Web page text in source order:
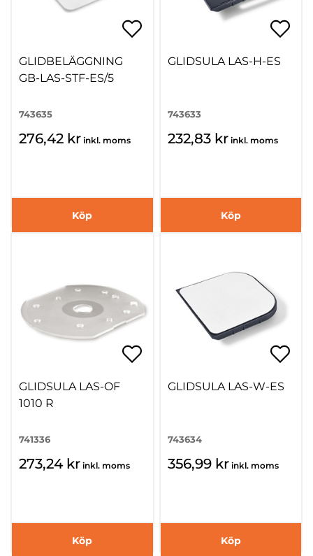
GLIDBELÄGGNING
GB-LAS-STF-ES/5
743635
276,42 kr inkl. moms
Köp
GLIDSULA LAS-H-ES
743633
232,83 kr inkl. moms
Köp
GLIDSULA LAS-OF
1010 R
741336
273,24 kr inkl. moms
Köp
GLIDSULA LAS-W-ES
743634
356,99 kr inkl. moms
Köp